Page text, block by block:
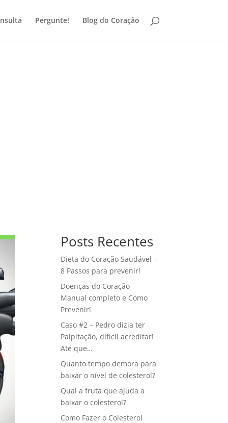
Pergunte! Blog do Coração
Posts Recentes
Dieta do Coração Saudável –
8 Passos para prevenir!
Doenças do Coração –
Manual completo e Como
Prevenir!
Caso #2 – Pedro dizia ter
Palpitação, difícil acreditar!
Até que…
Quanto tempo demora para
baixar o nível de colesterol?
Qual a fruta que ajuda a
baixar o colesterol?
Como Fazer o Colesterol